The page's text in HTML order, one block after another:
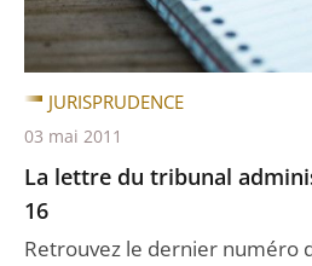
La lettre du tribunal
16
Retrouvez le dernier numéro
JURISPRUDENCE
03 mai 2011